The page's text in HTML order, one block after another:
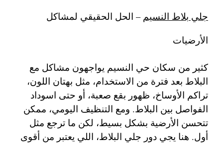
جلي بلاط النسيم – الحل الحقيقي لمشاكل
الأرضيات
كثير من سكان حي النسيم يواجهون مشاكل مع
البلاط بعد فترة من الاستخدام، مثل بهتان اللون،
تراكم الأوساخ، ظهور بقع صعبة، أو حتى اسوداد
الفواصل بين البلاط. ومع التنظيف اليومي، ممكن
تتحسن الأرضية بشكل بسيط، لكن ما ترجع مثل
أول. هنا يجي دور جلي البلاط، اللي يعتبر من أقوى